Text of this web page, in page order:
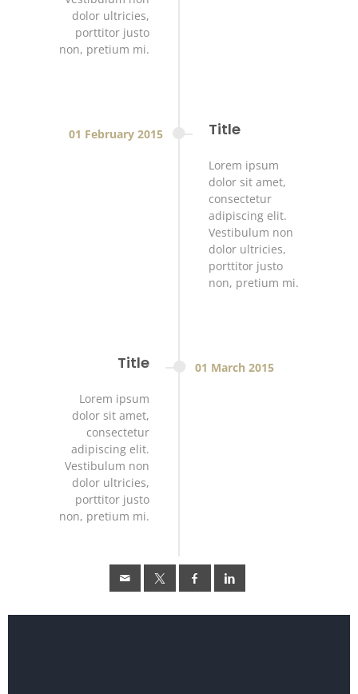
dolor ultricies,
porttitor justo
non, pretium mi.
01 February 2015 Title
Lorem ipsum
dolor sit amet,
consectetur
adipiscing elit.
Vestibulum non
dolor ultricies,
porttitor justo
non, pretium mi.
01 March 2015
Title
Lorem ipsum
dolor sit amet,
consectetur
adipiscing elit.
Vestibulum non
dolor ultricies,
porttitor justo
non, pretium mi.